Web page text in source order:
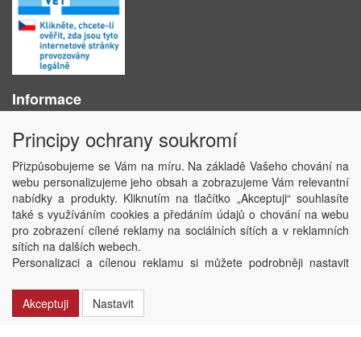
Informace
Obchodní podmínky
Ochrana osobních údajů
Kontakt
Losování účtenek
Aktuality
Nastavení soukromí
Copyright © ABRA Software a.s. 2020
Principy ochrany soukromí
Přizpůsobujeme se Vám na míru. Na základě Vašeho chování na
webu personalizujeme jeho obsah a zobrazujeme Vám relevantní
nabídky a produkty. Kliknutím na tlačítko „Akceptuji“ souhlasíte
také s využíváním cookies a předáním údajů o chování na webu
pro zobrazení cílené reklamy na sociálních sítích a v reklamních
sítích na dalších webech.
Personalizaci a cílenou reklamu si můžete podrobněji nastavit
Akceptuji
Nastavit